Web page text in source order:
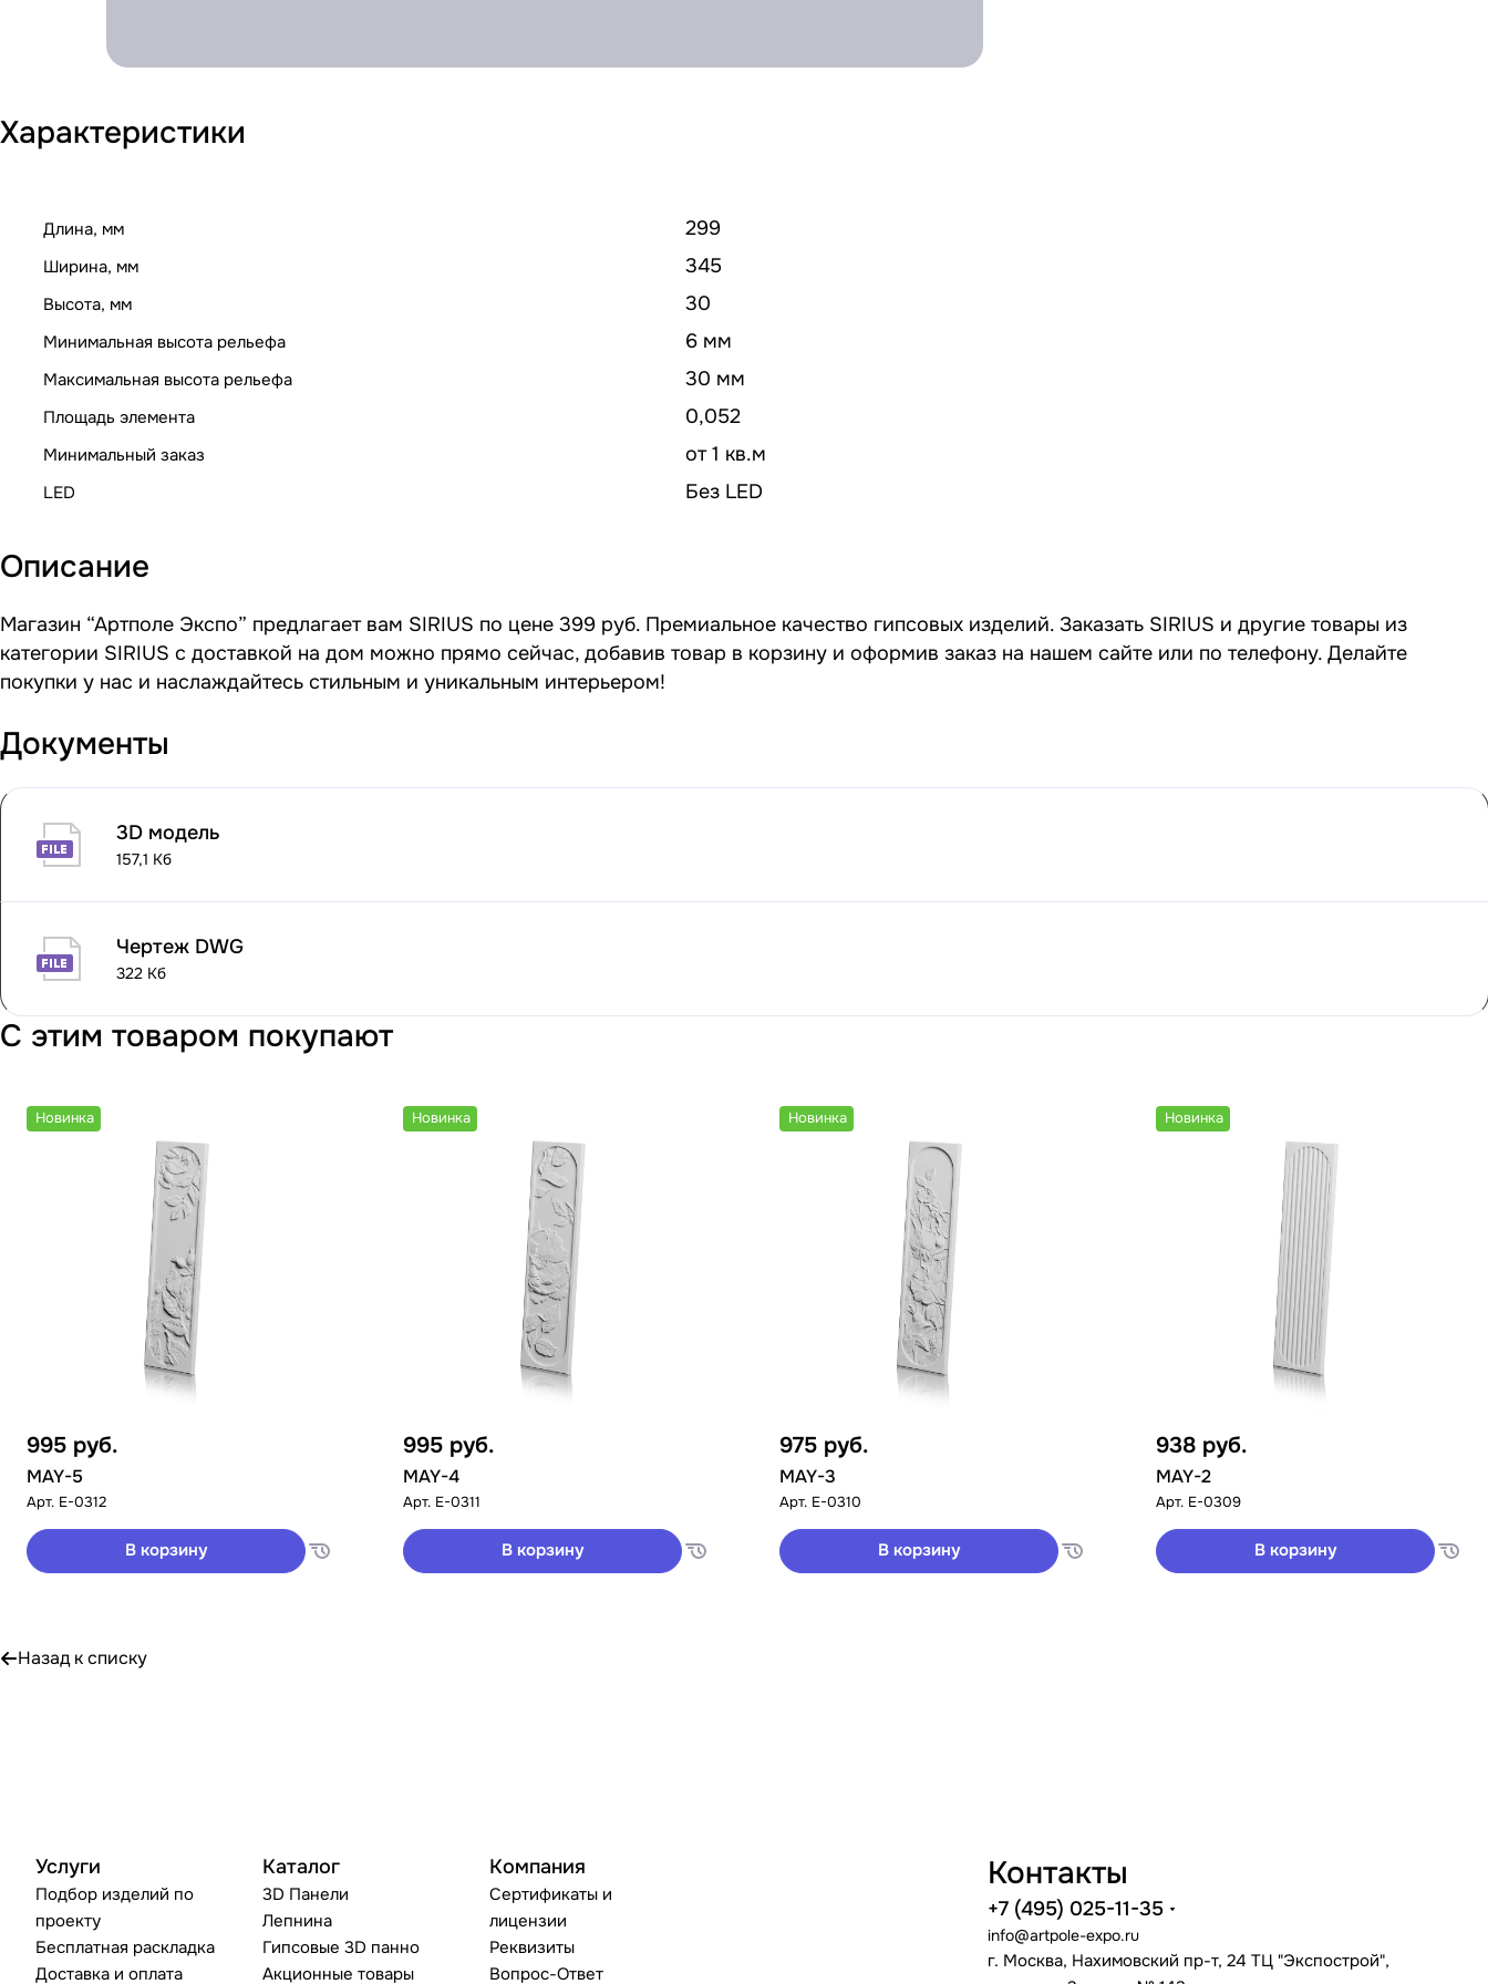
Характеристики
Длина, мм 299
Ширина, мм 345
Высота, мм 30
Минимальная высота рельефа 6 мм
Максимальная высота рельефа 30 мм
Площадь элемента 0,052
Минимальный заказ от 1 кв.м
LED Без LED
Описание
Магазин “Артполе Экспо” предлагает вам SIRIUS по цене 399 руб. Премиальное качество гипсовых изделий. Заказать SIRIUS и другие товары из
категории SIRIUS с доставкой на дом можно прямо сейчас, добавив товар в корзину и оформив заказ на нашем сайте или по телефону. Делайте
покупки у нас и наслаждайтесь стильным и уникальным интерьером!
Документы
3D модель
157,1 Кб
Чертеж DWG
322 Кб
С этим товаром покупают
Новинка
995 руб.
MAY-5
Арт. E-0312
В корзину
Новинка
995 руб.
MAY-4
Арт. E-0311
В корзину
Новинка
975 руб.
MAY-3
Арт. E-0310
В корзину
Новинка
938 руб.
MAY-2
Арт. E-0309
В корзину
Назад к списку
Услуги
Подбор изделий по
проекту
Бесплатная раскладка
Доставка и оплата
Каталог
3D Панели
Лепнина
Гипсовые 3D панно
Акционные товары
Компания
Сертификаты и
лицензии
Реквизиты
Вопрос-Ответ
Контакты
+7 (495) 025-11-35
info@artpole-expo.ru
г. Москва, Нахимовский пр-т, 24 ТЦ "Экспострой",